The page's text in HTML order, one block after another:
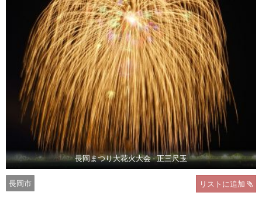
長岡まつり大花火大会 - 正三尺玉
長岡市 リストに追加